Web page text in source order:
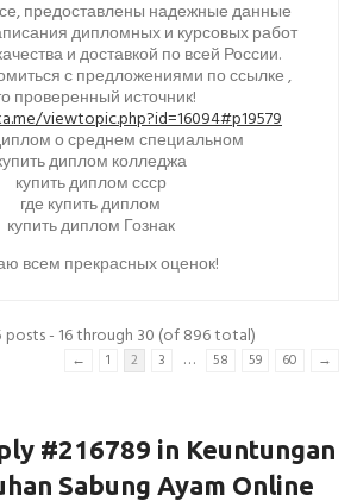
предоставлены надежные данные
дипломных и курсовых работ
и доставкой по всей России.
с предложениями по ссылке ,
проверенный источник!
viewtopic.php?id=16094#p19579
о среднем специальном
диплом колледжа
купить диплом ссср
где купить диплом
купить диплом Гознак
всем прекрасных оценок!
posts - 16 through 30 (of 896 total)
← 1 2 3 … 58 59 60 →
#216789 in Keuntungan
Sabung Ayam Online